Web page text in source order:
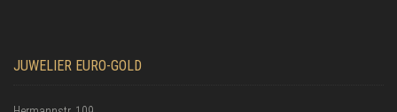
JUWELIER EURO-GOLD